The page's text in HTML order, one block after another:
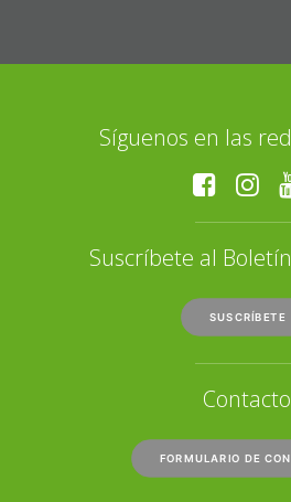
Síguenos en las
Suscríbete al
SUSCRÍBETE
Contacto
FORMULARIO DE